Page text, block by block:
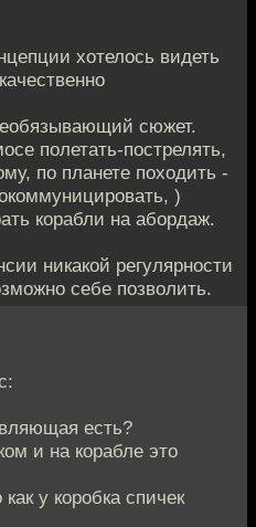
хотелось видеть
сюжет.
полетать-пострелять,
по планете походить -
)
корабли на абордаж.
никакой регулярности
себе позволить.
есть?
и на корабле это
у коробка спичек